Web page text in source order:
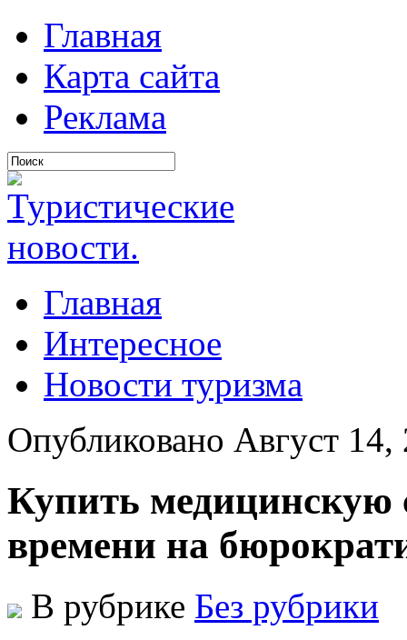
Главная
Карта сайта
Реклама
Главная
Интересное
Новости туризма
Опубликовано Август
Купить медицинскую
времени на
В рубрике Без рубрики